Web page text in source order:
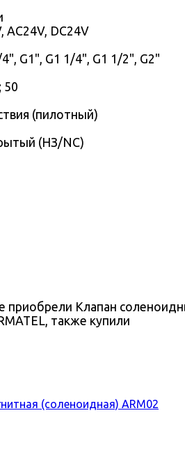
AC24V, DC24V
G1", G1 1/4", G1 1/2", G2"
50
(пилотный)
(НЗ/NC)
приобрели Клапан
также купили